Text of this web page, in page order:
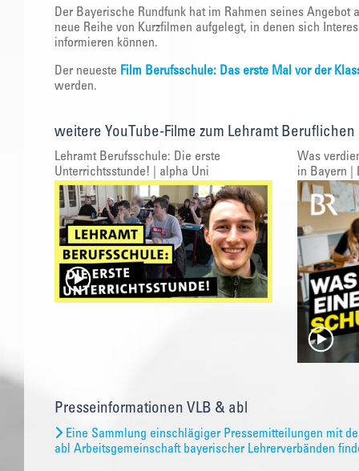
Der Bayerische Rundfunk hat im Rahmen seines
neue Reihe von Kurzfilmen aufgelegt, in denen sich
informieren können.
Der neueste Film Berufsschule: Das erste Mal vor der
werden.
weitere YouTube-Filme zum Lehramt
Lehramt Berufsschule: Die erste
Unterrichtsstunde! | alpha Uni
Was
in Bayern |
Presseinformationen VLB & abl
Eine Sammlung einschlägiger Pressemitteilungen mit
abl Arbeitsgemeinschaft bayerischer Lehrerverbänden